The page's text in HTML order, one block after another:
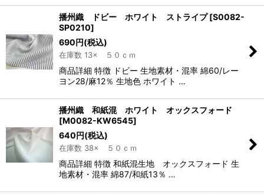
播州織 ドビー ホワイト ストライプ [S0082-
SP0210]
690円(税込)
在庫数 13× ５０ｃｍ
商品詳細 特徴 ドビー 生地素材・混率 綿60/レー
ヨン28/麻12％ 生地色 ホワイト …
播州織 和紙混 ホワイト オックスフォード
[M0082-KW6545]
640円(税込)
在庫数 38× ５０ｃｍ
商品詳細 特徴 和紙混生地 オックスフォード 生
地素材・混率 綿87/和紙13％ …